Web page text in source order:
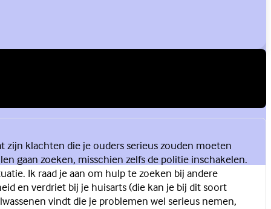
zijn klachten die je ouders serieus zouden moeten
gaan zoeken, misschien zelfs de politie inschakelen.
Ik raad je aan om hulp te zoeken bij andere
en verdriet bij je huisarts (die kan je bij dit soort
vindt die je problemen wel serieus nemen,